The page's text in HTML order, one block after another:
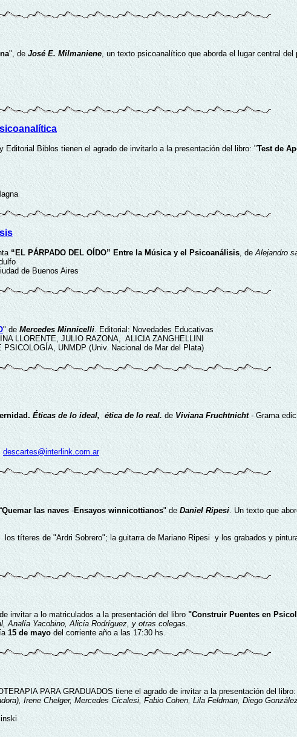
", de José E. Milmaniene, un texto psicoanalítico que aborda el lugar central
Biblos tienen el agrado de invitarlo a la presentación del libro: "Test de
“EL PÁRPADO DEL OÍDO” Entre la Música y el Psicoanálisis, deAlejandro
de Buenos Aires
" deMercedes Minnicelli. Editorial: Novedades Educativas
LLORENTE, JULIO RAZONA, ALICIA ZANGHELLINI
PSICOLOGÍA, UNMDP (Univ. Nacional de Mar del Plata)
Éticas de lo ideal, ética de lo real.deViviana Fruchtnicht- Grama
descartes@interlink.com.ar
Quemar las naves -Ensayos winnicottianos" de Daniel Ripesi. Un texto que
títeres de "Ardri Sobrero"; la guitarra de Mariano Ripesi y los grabados y
invitar a lo matriculados a la presentación del libro "Construir Puentes en
Analía Yacobino, Alicia Rodríguez, y otras colegas.
15 de mayo del corriente año a las 17:30 hs.
PARA GRADUADOS tiene el agrado de invitar a la presentación del libro:
Irene Chelger, Mercedes Cicalesi, Fabio Cohen, Lila Feldman, Diego